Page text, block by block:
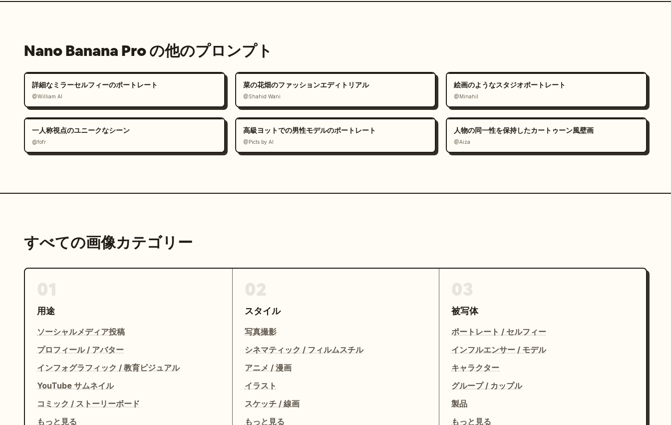
Nano Banana Pro の他のプロンプト
詳細なミラーセルフィーのポートレート
@William AI
菜の花畑のファッションエディトリアル
@Shahid Wani
絵画のようなスタジオポートレート
@Minahil
一人称視点のユニークなシーン
@fofr
高級ヨットでの男性モデルのポートレート
@Picts by AI
人物の同一性を保持したカートゥーン風壁画
@Aiza
すべての画像カテゴリー
用途
ソーシャルメディア投稿
プロフィール / アバター
インフォグラフィック / 教育ビジュアル
YouTube サムネイル
コミック / ストーリーボード
もっと見る
スタイル
写真撮影
シネマティック / フィルムスチル
アニメ / 漫画
イラスト
スケッチ / 線画
もっと見る
被写体
ポートレート / セルフィー
インフルエンサー / モデル
キャラクター
グループ / カップル
製品
もっと見る